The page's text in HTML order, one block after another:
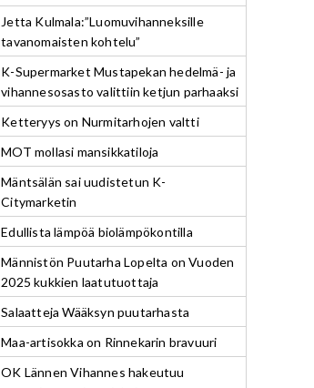
Jetta Kulmala:”Luomuvihanneksille
tavanomaisten kohtelu”
K-Supermarket Mustapekan hedelmä- ja
vihannesosasto valittiin ketjun parhaaksi
Ketteryys on Nurmitarhojen valtti
MOT mollasi mansikkatiloja
Mäntsälän sai uudistetun K-
Citymarketin
Edullista lämpöä biolämpökontilla
Männistön Puutarha Lopelta on Vuoden
2025 kukkien laatutuottaja
Salaatteja Wääksyn puutarhasta
Maa-artisokka on Rinnekarin bravuuri
OK Lännen Vihannes hakeutuu